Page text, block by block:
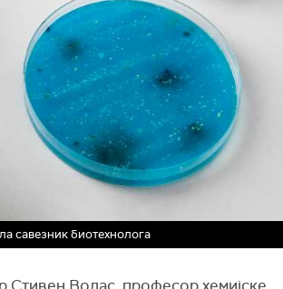
савезник биотехнолога